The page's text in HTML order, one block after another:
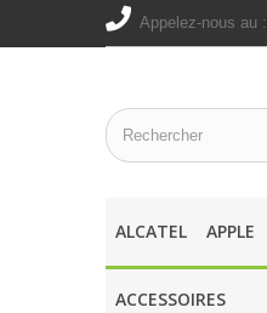
Appelez-nous au :
ALCATEL APPLE
ACCESSOIRES